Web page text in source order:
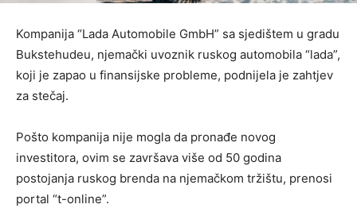
Kompanija “Lada Automobile GmbH” sa sjedištem u gradu
Bukstehudeu, njemački uvoznik ruskog automobila “lada”,
koji je zapao u finansijske probleme, podnijela je zahtjev
za stečaj.
Pošto kompanija nije mogla da pronađe novog
investitora, ovim se završava više od 50 godina
postojanja ruskog brenda na njemačkom tržištu, prenosi
portal “t-online”.